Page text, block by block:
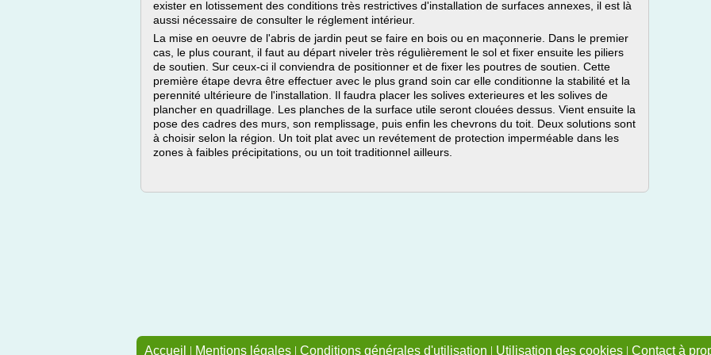
exister en lotissement des conditions très restrictives d'installation de surfaces annexes, il est là
aussi nécessaire de consulter le réglement intérieur.
La mise en oeuvre de l'abris de jardin peut se faire en bois ou en maçonnerie. Dans le premier
cas, le plus courant, il faut au départ niveler très régulièrement le sol et fixer ensuite les piliers
de soutien. Sur ceux-ci il conviendra de positionner et de fixer les poutres de soutien. Cette
première étape devra être effectuer avec le plus grand soin car elle conditionne la stabilité et la
perennité ultérieure de l'installation. Il faudra placer les solives exterieures et les solives de
plancher en quadrillage. Les planches de la surface utile seront clouées dessus. Vient ensuite la
pose des cadres des murs, son remplissage, puis enfin les chevrons du toit. Deux solutions sont
à choisir selon la région. Un toit plat avec un revétement de protection imperméable dans les
zones à faibles précipitations, ou un toit traditionnel ailleurs.
Accueil | Mentions légales | Conditions générales d'utilisation | Utilisation des cookies | Contact à